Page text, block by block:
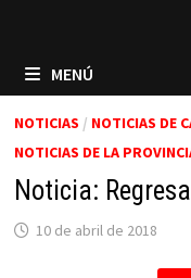
MENÚ
NOTICIAS / NOTICIAS DE
NOTICIAS DE LA
Noticia:
10 de abril de 2018